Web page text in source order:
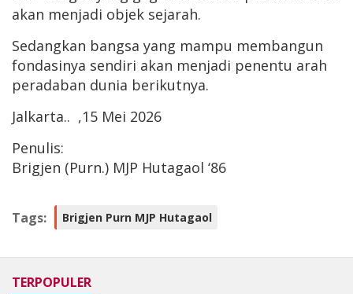
akan menjadi objek sejarah.
Sedangkan bangsa yang mampu membangun
fondasinya sendiri akan menjadi penentu arah
peradaban dunia berikutnya.
Jalkarta.. ,15 Mei 2026
Penulis:
Brigjen (Purn.) MJP Hutagaol ‘86
Tags: Brigjen Purn MJP Hutagaol
TERPOPULER